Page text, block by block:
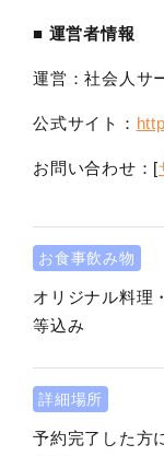
■ 運営者情報
運営：社会人サ
公式サイト：
お問い合わせ：[
お食事飲み物
オリジナル料理
等込み
詳細場所
予約完了した方